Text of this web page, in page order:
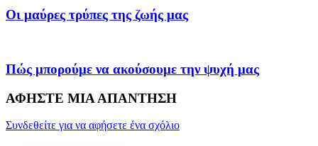
Οι μαύρες τρύπες της ζωής μας
Πώς μπορούμε να ακούσουμε την ψυχή μας
ΑΦΗΣΤΕ ΜΙΑ ΑΠΑΝΤΗΣΗ
Συνδεθείτε για να αφήσετε ένα σχόλιο